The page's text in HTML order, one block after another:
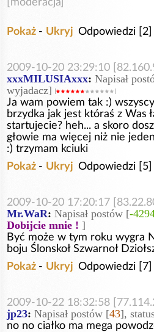
[moderacja]
Pokaż - Ukryj Odpowiedzi [2]
2009-10-20 23:29:10
xxxMILUSIAxxx: Napisał
wyjadacz]
Ja wam powiem tak :)
brzydka jak jest któraś z Was
startujecie? heh... a skoro
głowie ma więcej niż nie
:) trzymam kciuki
Pokaż - Ukryj Odpowiedzi [5]
2009-10-20 17:20:17
Mr.WaR: Napisał postów [-
Dobijcie mnie ! ]
Być może w tym roku wygra
boju Ślonskoł Szwarnoł
Pokaż - Ukryj Odpowiedzi [7]
2009-10-22 18:32:58
jp23: Napisał postów [43],
no no ciałko ma mega